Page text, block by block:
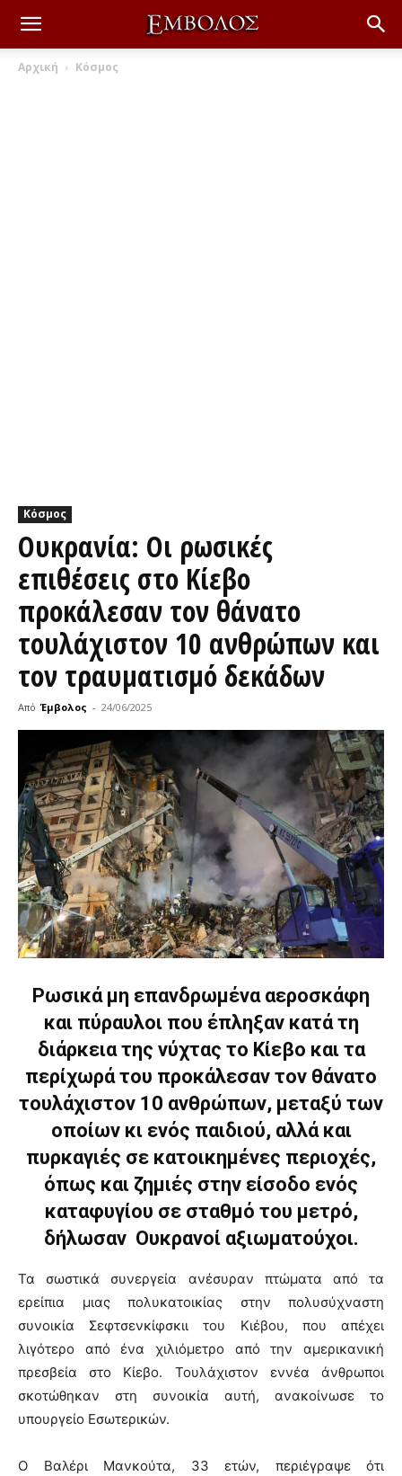
Αρχική Κόσμος
Κόσμος
Ουκρανία: Οι ρωσικές
επιθέσεις στο Κίεβο
προκάλεσαν τον θάνατο
τουλάχιστον 10 ανθρώπων και
τον τραυματισμό δεκάδων
Από Έμβολος - 24/06/2025
Ρωσικά μη επανδρωμένα αεροσκάφη
και πύραυλοι που έπληξαν κατά τη
διάρκεια της νύχτας το Κίεβο και τα
περίχωρά του προκάλεσαν τον θάνατο
τουλάχιστον 10 ανθρώπων, μεταξύ των
οποίων κι ενός παιδιού, αλλά και
πυρκαγιές σε κατοικημένες περιοχές,
όπως και ζημιές στην είσοδο ενός
καταφυγίου σε σταθμό του μετρό,
δήλωσαν Ουκρανοί αξιωματούχοι.
Τα σωστικά συνεργεία ανέσυραν πτώματα από τα
ερείπια μιας πολυκατοικίας στην πολυσύχναστη
συνοικία Σεφτσενκίφσκιι του Κιέβου, που απέχει
λιγότερο από ένα χιλιόμετρο από την αμερικανική
πρεσβεία στο Κίεβο. Τουλάχιστον εννέα άνθρωποι
σκοτώθηκαν στη συνοικία αυτή, ανακοίνωσε το
υπουργείο Εσωτερικών.
Ο Βαλέρι Μανκούτα, 33 ετών, περιέγραψε ότι